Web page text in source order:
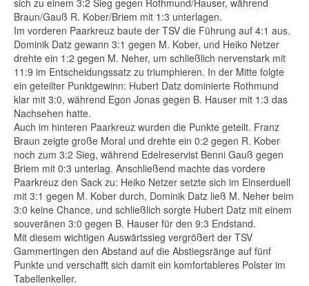
sich zu einem 3:2 Sieg gegen Rothmund/Hauser, während
Braun/Gauß R. Kober/Briem mit 1:3 unterlagen.
Im vorderen Paarkreuz baute der TSV die Führung auf 4:1 aus.
Dominik Datz gewann 3:1 gegen M. Kober, und Heiko Netzer
drehte ein 1:2 gegen M. Neher, um schließlich nervenstark mit
11:9 im Entscheidungssatz zu triumphieren. In der Mitte folgte
ein geteilter Punktgewinn: Hubert Datz dominierte Rothmund
klar mit 3:0, während Egon Jonas gegen B. Hauser mit 1:3 das
Nachsehen hatte.
Auch im hinteren Paarkreuz wurden die Punkte geteilt. Franz
Braun zeigte große Moral und drehte ein 0:2 gegen R. Kober
noch zum 3:2 Sieg, während Edelreservist Benni Gauß gegen
Briem mit 0:3 unterlag. Anschließend machte das vordere
Paarkreuz den Sack zu: Heiko Netzer setzte sich im Einserduell
mit 3:1 gegen M. Kober durch, Dominik Datz ließ M. Neher beim
3:0 keine Chance, und schließlich sorgte Hubert Datz mit einem
souveränen 3:0 gegen B. Hauser für den 9:3 Endstand.
Mit diesem wichtigen Auswärtssieg vergrößert der TSV
Gammertingen den Abstand auf die Abstiegsränge auf fünf
Punkte und verschafft sich damit ein komfortableres Polster im
Tabellenkeller.